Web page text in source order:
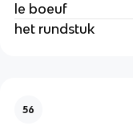
le boeuf
het rundstuk
56